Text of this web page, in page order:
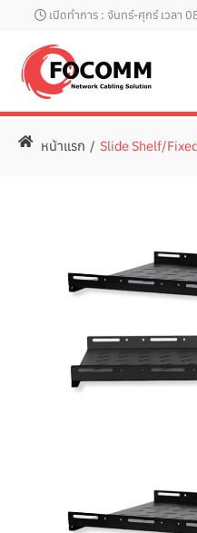
content
เปิดทำการ : จันทร์-ศุกร์ เวลา
หน้าแรก / Slide Shelf/